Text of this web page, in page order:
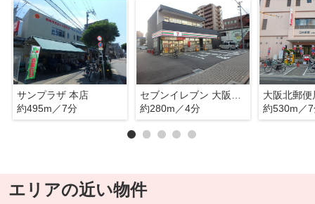
サンプラザ 本店
約495m／7分
約280m／4分
大阪北郵便
約530m／
エリアの近い物件